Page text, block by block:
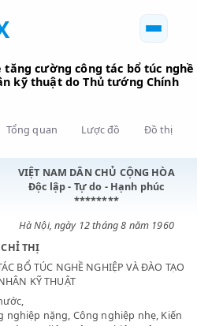
về tăng cường công tác bổ
kỹ thuật do Thủ tướng
VIỆT NAM DÂN CHỦ CỘNG
********
Hà Nội, ngày 12 tháng 8 năm
CHỈ THỊ
TÁC BỔ TÚC NGHỀ NGHIỆP VÀ
NHÂN KỸ THUẬT